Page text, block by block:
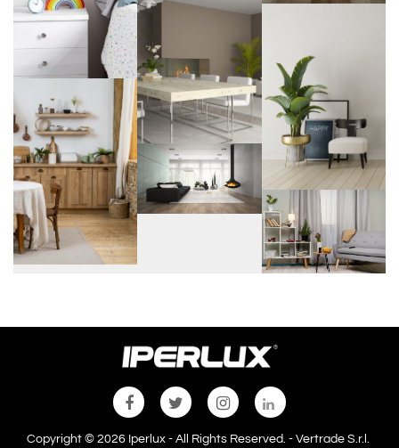
Copyright © 2026 Iperlux - All Rights Reserved. - Vertrade S.r.l.